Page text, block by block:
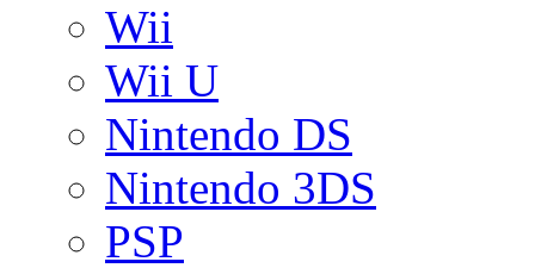
Wii
Wii U
Nintendo DS
Nintendo 3DS
PSP